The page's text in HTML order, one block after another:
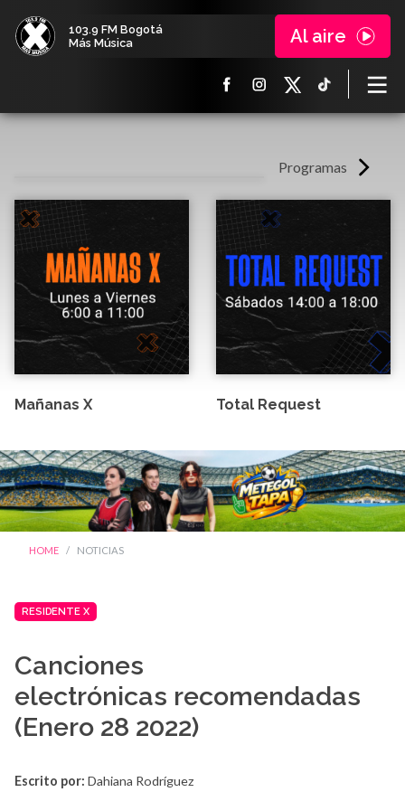
103.9 FM Bogotá
Más Música
Al aire
Programas
Mañanas X Total Request
HOME NOTICIAS
RESIDENTE X
Canciones
electrónicas recomendadas
(Enero 28 2022)
Escrito por: Dahiana Rodríguez